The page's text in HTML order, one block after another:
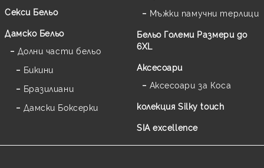
Секси Бельо
Дамско Бельо
Долни части бельо
Бикини
Бразилиани
Дамски Боксерки
Мъжки памучни терлици
Бельо Големи Размери до
6XL
Аксесоари
Аксесоари за Коса
колекция Silky touch
SIA excellence